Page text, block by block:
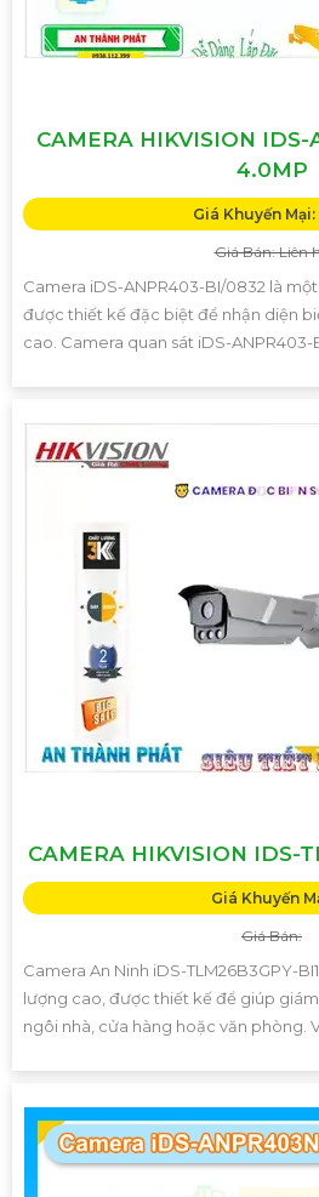
CAMERA HIKVISION
4.0MP
Giá Khuyến Mại:
Giá Bán: Liên
Camera iDS-ANPR403-BI/0832 là
được thiết kế đặc biệt để nhận diện
cao. Camera quan sát iDS-
CAMERA HIKVISION IDS-
Giá Khuyến
Giá Bán:
Camera An Ninh iDS-TLM26B3GPY-
lượng cao, được thiết kế để giúp
ngôi nhà, cửa hàng hoặc văn phòng.